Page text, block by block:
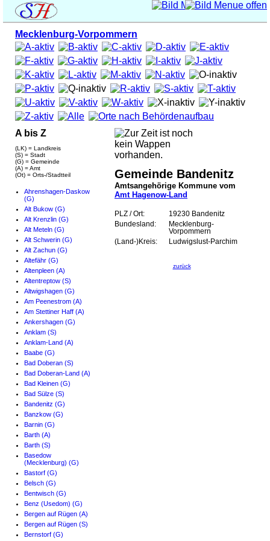
Mecklenburg-Vorpommern
A bis Z
(LK) = Landkreis
(S) = Stadt
(G) = Gemeinde
(A) = Amt
(Ot) = Orts-/Stadtteil
Ahrenshagen-Daskow
(G)
Alt Bukow (G)
Alt Krenzlin (G)
Alt Meteln (G)
Alt Schwerin (G)
Alt Zachun (G)
Altefähr (G)
Altenpleen (A)
Altentreptow (S)
Altwigshagen (G)
Am Peenestrom (A)
Am Stettiner Haff (A)
Ankershagen (G)
Anklam (S)
Anklam-Land (A)
Baabe (G)
Bad Doberan (S)
Bad Doberan-Land (A)
Bad Kleinen (G)
Bad Sülze (S)
Bandenitz (G)
Banzkow (G)
Barnin (G)
Barth (A)
Barth (S)
Basedow
(Mecklenburg) (G)
Bastorf (G)
Belsch (G)
Bentwisch (G)
Benz (Usedom) (G)
Bergen auf Rügen (A)
Bergen auf Rügen (S)
Bernstorf (G)
Gemeinde Bandenitz
Amtsangehörige Kommune vom
Amt Hagenow-Land
PLZ / Ort:
19230 Bandenitz
Bundesland:
Mecklenburg-
Vorpommern
(Land-)Kreis:
Ludwigslust-Parchim
zurück